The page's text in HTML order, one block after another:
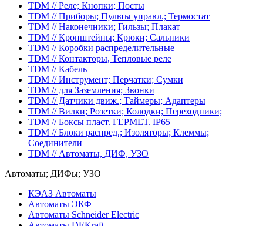
TDM // Реле; Кнопки; Посты
TDM // Приборы; Пульты управл.; Термостат
TDM // Наконечники; Гильзы; Плакат
TDM // Кронштейны; Крюки; Сальники
TDM // Коробки распределительные
TDM // Контакторы, Тепловые реле
TDM // Кабель
TDM // Инструмент; Перчатки; Сумки
TDM // для Заземления; Звонки
TDM // Датчики движ.; Таймеры; Адаптеры
TDM // Вилки; Розетки; Колодки; Переходники;
TDM // Боксы пласт. ГЕРМЕТ. IP65
TDM // Блоки распред.; Изоляторы; Клеммы;
Соединители
TDM // Автоматы, ДИФ, УЗО
Автоматы; ДИФы; УЗО
КЭАЗ Автоматы
Автоматы ЭКФ
Автоматы Schneider Electric